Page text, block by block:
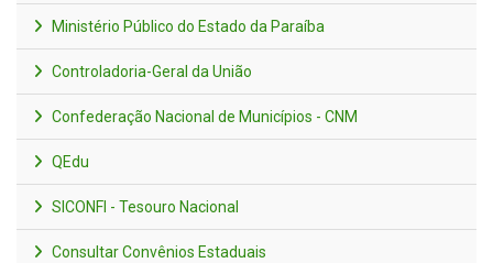
Ministério Público do Estado da Paraíba
Controladoria-Geral da União
Confederação Nacional de Municípios - CNM
QEdu
SICONFI - Tesouro Nacional
Consultar Convênios Estaduais